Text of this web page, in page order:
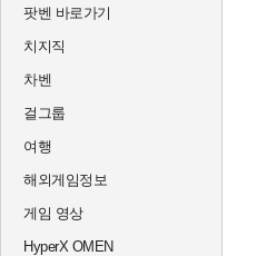
팟벤 바로가기
치지직
차벤
걸그룹
여행
해외게임정보
게임 영상
HyperX OMEN